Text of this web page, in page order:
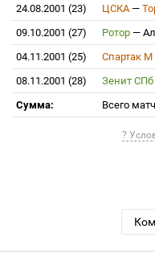
24.08.2001 (23)
ЦСКА—
09.10.2001 (27)
Ротор —
04.11.2001 (25)
Спартак М
08.11.2001 (28)
Зенит СПб
Сумма:
Всего
?